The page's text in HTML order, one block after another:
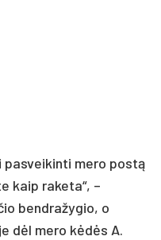
pasveikinti mero postą
kaip raketa“, –
bendražygio, o
dėl mero kėdės A.